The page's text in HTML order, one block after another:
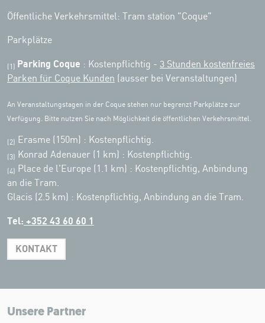
Öffentliche Verkehrsmittel: Tram station "Coque"
Parkplätze
(1) Parking Coque : Kostenpflichtig - 3 Stunden kostenfreies
Parken für Coque Kunden (ausser bei Veranstaltungen)
An Veranstaltungstagen in der Coque stehen nur begrenzt Parkplätze zur
Verfügung. Bitte nutzen Sie nach Möglichkeit die öffentlichen Verkehrsmittel.
(2) Erasme (150m) : Kostenpflichtig.
(3) Konrad Adenauer (1 km) : Kostenpflichtig.
(4)
Place de l'Europe (1.1 km) : Kostenpflichtig, Anbindung
an die Tram.
Glacis (2.5 km) : Kostenpflichtig, Anbindung an die Tram.
Tel: +352 43 60 60 1
KONTAKT
+
−
Leaflet|Map tiles by Carto, under CC BY 3.0. Data by OpenStreetMap, under
Unsere Partner